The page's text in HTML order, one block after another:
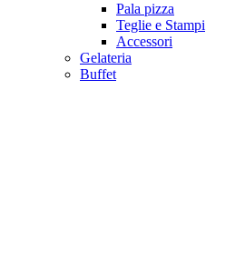
Pala pizza
Teglie e Stampi
Accessori
Gelateria
Buffet